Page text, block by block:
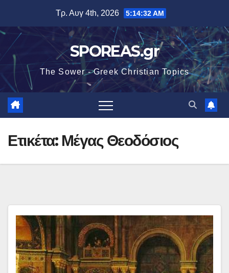
περιεχόμενο
Τρ. Αυγ 4th, 2026 5:14:32 AM
SPOREAS.gr
The Sower - Greek Christian Topics
Ετικέτα: Μέγας Θεοδόσιος